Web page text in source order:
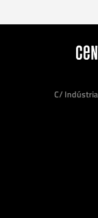
C/